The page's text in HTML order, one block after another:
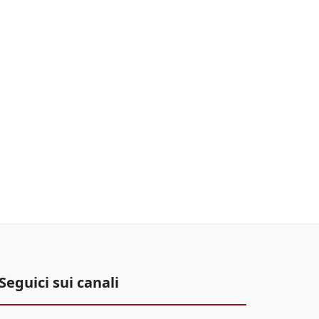
sui canali